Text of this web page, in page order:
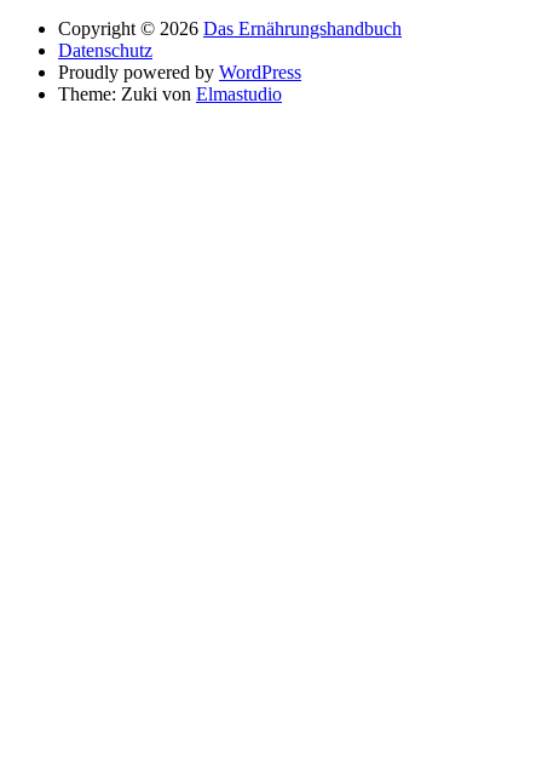
Copyright © 2026 Das Ernährungshandbuch
Datenschutz
Proudly powered by WordPress
Theme: Zuki von Elmastudio